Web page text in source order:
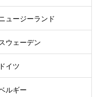
ュージーランド
スウェーデン
ドイツ
ルギー